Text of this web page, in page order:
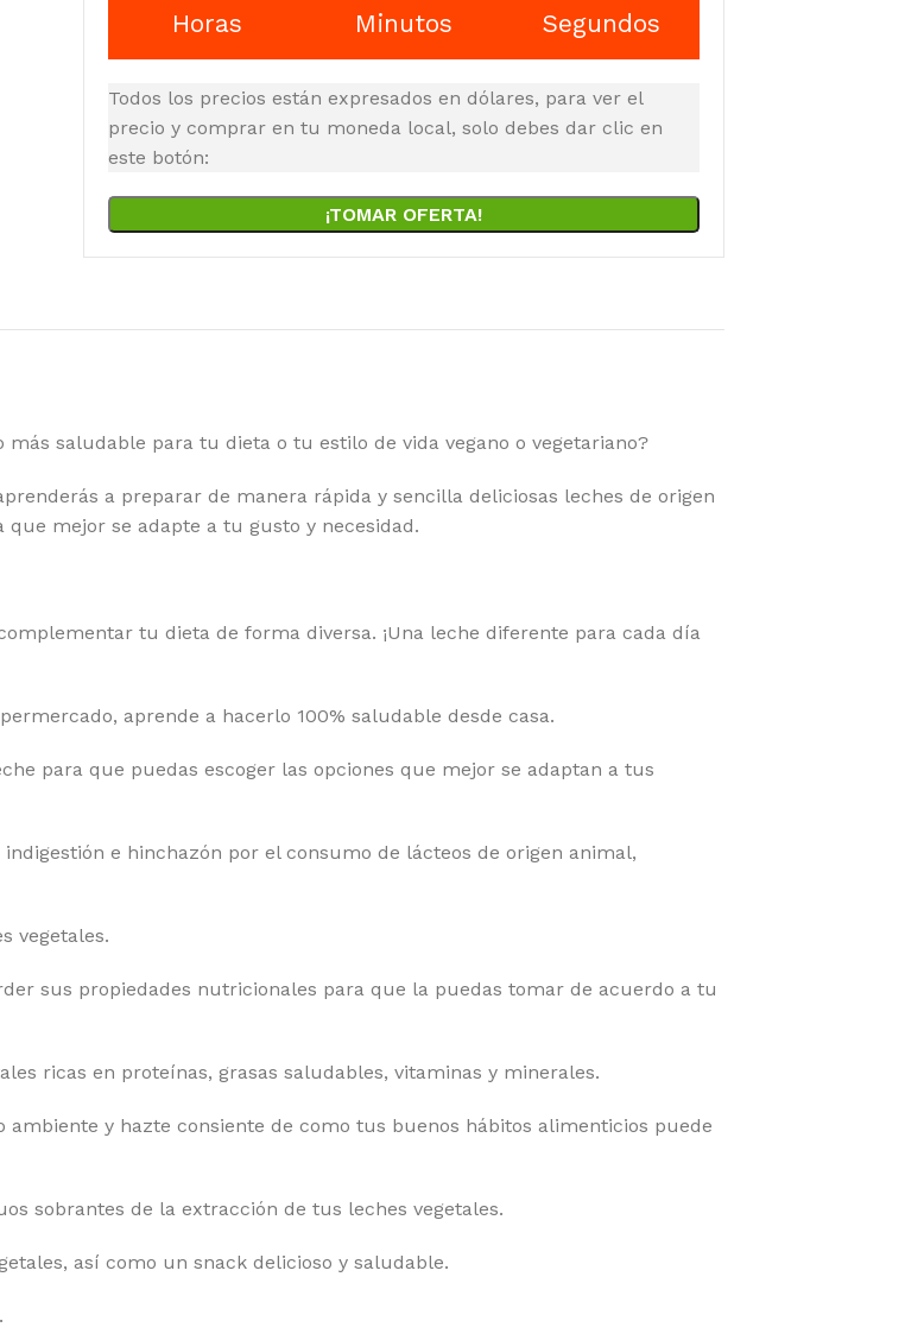
Horas Minutos Segundos
Todos los precios están expresados en dólares, para ver el
precio y comprar en tu moneda local, solo debes dar clic en
este botón:
¡TOMAR OFERTA!
saludable para tu dieta o tu estilo de vida vegano o vegetariano?
a preparar de manera rápida y sencilla deliciosas leches de origen
mejor se adapte a tu gusto y necesidad.
tu dieta de forma diversa. ¡Una leche diferente para cada día
aprende a hacerlo 100% saludable desde casa.
para que puedas escoger las opciones que mejor se adaptan a tus
e hinchazón por el consumo de lácteos de origen animal,
vegetales.
sus propiedades nutricionales para que la puedas tomar de acuerdo a tu
ricas en proteínas, grasas saludables, vitaminas y minerales.
y hazte consiente de como tus buenos hábitos alimenticios puede
sobrantes de la extracción de tus leches vegetales.
así como un snack delicioso y saludable.